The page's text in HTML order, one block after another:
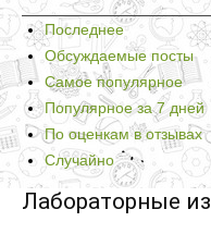
Последнее
Обсуждаемые посты
Самое популярное
Популярное за 7 дней
По оценкам в отзывах
Случайно
Лабораторные